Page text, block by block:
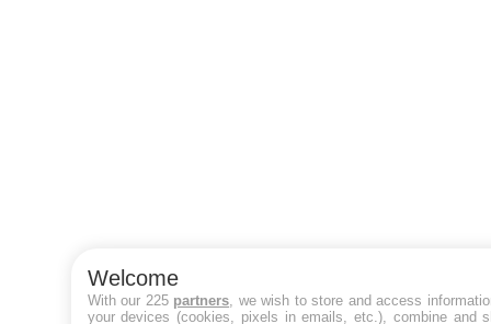
Welcome
With our 225 partners , we wish to store and access
your devices (cookies, pixels in emails, etc.), combine and